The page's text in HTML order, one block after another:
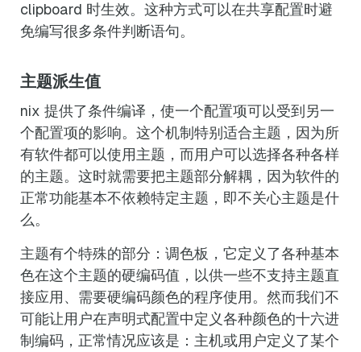
clipboard 时生效。这种方式可以在共享配置时避
免编写很多条件判断语句。
主题派生值
nix 提供了条件编译，使一个配置项可以受到另一
个配置项的影响。这个机制特别适合主题，因为所
有软件都可以使用主题，而用户可以选择各种各样
的主题。这时就需要把主题部分解耦，因为软件的
正常功能基本不依赖特定主题，即不关心主题是什
么。
主题有个特殊的部分：调色板，它定义了各种基本
色在这个主题的硬编码值，以供一些不支持主题直
接应用、需要硬编码颜色的程序使用。然而我们不
可能让用户在声明式配置中定义各种颜色的十六进
制编码，正常情况应该是：主机或用户定义了某个